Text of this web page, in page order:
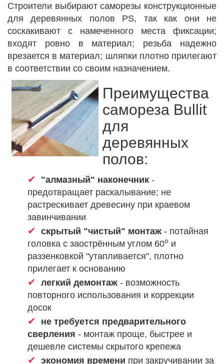
Строители выбирают саморезы конструкционные
для деревянных полов PS, так как они не
соскакивают с намеченного места фиксации;
входят ровно в материал; резьба надежно
врезается в материал; шляпки плотно прилегают
в соответствии со своим назначением.
Преимущества
самореза Bullit
для
деревянных
полов:
"алмазный" наконечник -
предотвращает раскалывание; не
растрескивает древесину при краевом
завинчивании
скрытый "чистый" монтаж - потайная
головка с заострённым углом 60о и
раззенковкой "утапливается", плотно
прилегает к основанию
легкий демонтаж - возможность
повторного использования и коррекции
досок
не требуется предварительного
сверления - монтаж проще, быстрее и
дешевле системы скрытого крепежа
экономия времени при закручивании за